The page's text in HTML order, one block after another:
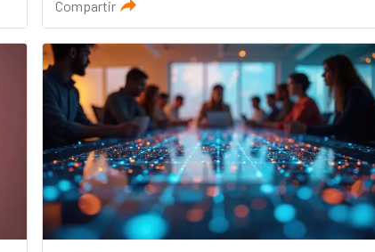
Compartir